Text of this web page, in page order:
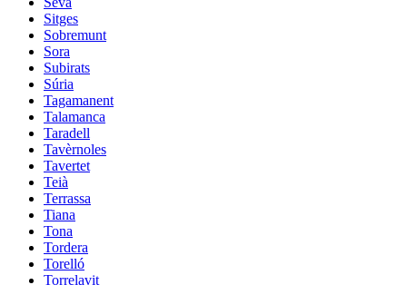
Sitges
Sobremunt
Sora
Subirats
Súria
Tagamanent
Talamanca
Taradell
Tavèrnoles
Tavertet
Teià
Terrassa
Tiana
Tona
Tordera
Torelló
Torrelavit